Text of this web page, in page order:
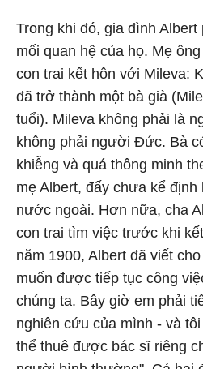
Trong khi đó, gia đình
mối quan hệ của họ. Mẹ
con trai kết hôn với Mileva:
đã trở thành một bà già
tuổi). Mileva không phải là
không phải người Đức. Bà
khiễng và quá thông minh
mẹ Albert, đấy chưa kể
nước ngoài. Hơn nữa, cha
con trai tìm việc trước khi
năm 1900, Albert đã viết
muốn được tiếp tục công
chúng ta. Bây giờ em phải
nghiên cứu của mình - và
thể thuê được bác sĩ riêng